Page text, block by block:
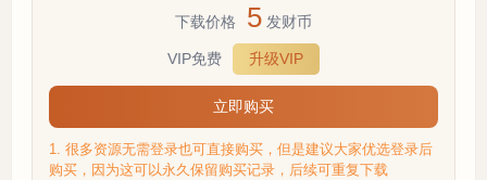
下载价格 5 发财币
VIP免费 升级VIP
立即购买
1. 很多资源无需登录也可直接购买，但是建议大家优选登录后
购买，因为这可以永久保留购买记录，后续可重复下载